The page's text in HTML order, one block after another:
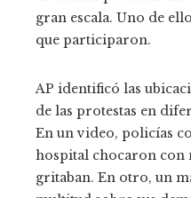
gran escala. Uno de
que participaron.
AP identificó las
de las protestas en
En un video, policías
hospital chocaron con
gritaban. En otro, un